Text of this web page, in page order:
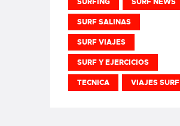
SURF SALINAS
SURF VIAJES
SURF Y EJERCICIOS
TECNICA VIAJES SURF